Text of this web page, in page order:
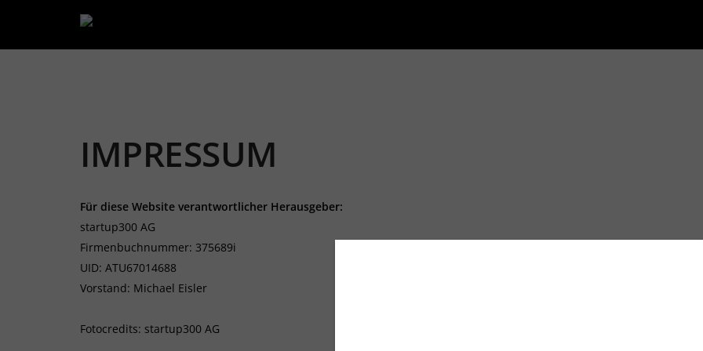
IMPRESSUM
Für diese Website verantwortlicher Herausgeber:
startup300 AG
Firmenbuchnummer: 375689i
UID: ATU67014688
Vorstand: Michael Eisler
Fotocredits: startup300 AG